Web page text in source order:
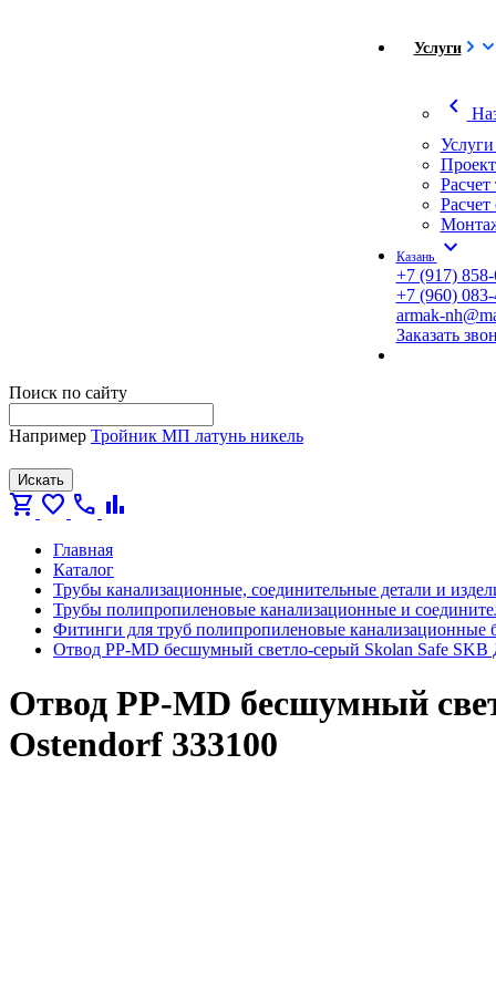
Услуги
chevron_left
Услуги
Казань expand_more
+7 (917)
+7 (960)
armak-
Заказать
Поиск по сайту
Например Тройник МП латунь никель
Искать
shopping_cart favorite call bar_chart
Главная
Каталог
Трубы канализационные, соединительные детали и
Трубы полипропиленовые канализационные и
Фитинги для труб полипропиленовые канализационные
Отвод PP-MD бесшумный светло-серый Skolan Safe
Отвод PP-MD бесшумный
Ostendorf 333100